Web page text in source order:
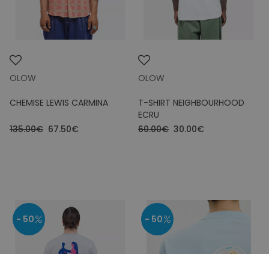
OLOW
CHEMISE LEWIS CARMINA
135.00€ 67.50€
OLOW
T-SHIRT NEIGHBOURHOOD
ECRU
60.00€ 30.00€
- 50 - 50